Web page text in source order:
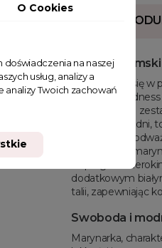
OPIS
Garnitur
Zaprezentuj się w
damskim
Ten elegancki
szerokich spodni,
połączonej z
Niezapinana
współgra z
dodatkowym
talii, zapewniając
Swoboda i
Marynarka,
O Cookies
doświadczenia na naszej
usług, analizy a
analizy Twoich zachowań